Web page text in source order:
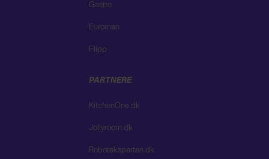
Gastro
Euroman
Flipp
PARTNERE
KitchenOne.dk
Jollyroom.dk
Roboteksperten.dk